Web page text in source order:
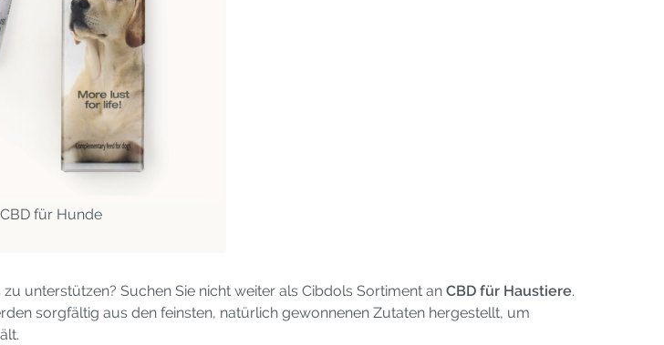
CBD für Hunde
unterstützen? Suchen Sie nicht weiter als Cibdols Sortiment an CBD für Haustiere.
sorgfältig aus den feinsten, natürlich gewonnenen Zutaten hergestellt, um